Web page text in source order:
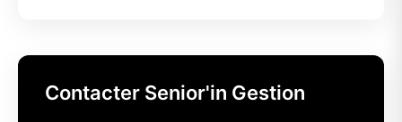
Contacter Senior'in Gestion